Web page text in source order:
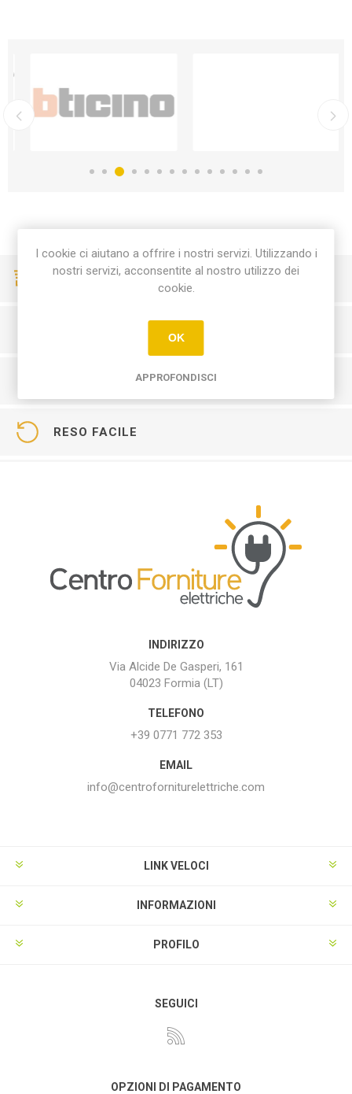
CONSEGNE VELOCI
SERVIZIO CLIENTI
RESO FACILE
INDIRIZZO
Via Alcide De Gasperi, 161
04023 Formia (LT)
TELEFONO
+39 0771 772 353
EMAIL
info@centroforniturelettriche.com
LINK VELOCI
INFORMAZIONI
PROFILO
SEGUICI
OPZIONI DI PAGAMENTO
I cookie ci aiutano a offrire i nostri servizi. Utilizzando i
nostri servizi, acconsentite al nostro utilizzo dei
cookie.
OK
APPROFONDISCI